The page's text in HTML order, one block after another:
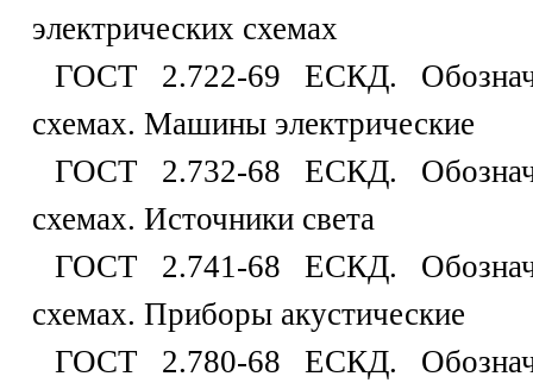
электрических схемах
ГОСТ 2.722-69 ЕСКД.
схемах. Машины электрические
ГОСТ 2.732-68 ЕСКД.
схемах. Источники света
ГОСТ 2.741-68 ЕСКД.
схемах. Приборы акустические
ГОСТ 2.780-68 ЕСКД.